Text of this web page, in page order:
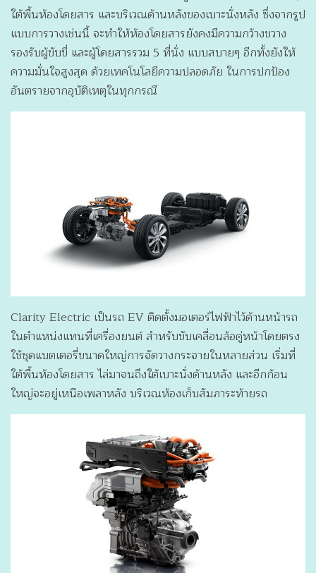
ใต้พื้นห้องโดยสาร และบริเวณด้านหลังของเบาะนั่งหลัง ซึ่งจากรูป
แบบการวางเช่นนี้ จะทำให้ห้องโดยสารยังคงมีความกว้างขวาง
รองรับผู้ขับขี่ และผู้โดยสารรวม 5 ที่นั่ง แบบสบายๆ อีกทั้งยังให้
ความมั่นใจสูงสุด ด้วยเทคโนโลยีความปลอดภัย ในการปกป้อง
อันตรายจากอุบัติเหตุในทุกกรณี
Clarity Electric เป็นรถ EV ติดตั้งมอเตอร์ไฟฟ้าไว้ด้านหน้ารถ
ในตำแหน่งแทนที่เครื่องยนต์ สำหรับขับเคลื่อนล้อคู่หน้าโดยตรง
ใช้ชุดแบตเตอรี่ขนาดใหญ่การจัดวางกระจายในหลายส่วน เริ่มที่
ใต้พื้นห้องโดยสาร ไล่มาจนถึงใต้เบาะนั่งด้านหลัง และอีกก้อน
ใหญ่จะอยู่เหนือเพลาหลัง บริเวณห้องเก็บสัมภาระท้ายรถ